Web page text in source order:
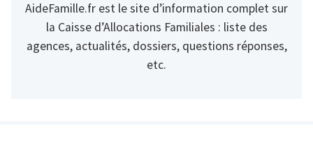
AideFamille.fr est le site d’information complet sur
la Caisse d’Allocations Familiales : liste des
agences, actualités, dossiers, questions réponses,
etc.